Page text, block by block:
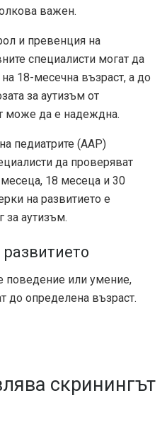
важен.
и превенция на
специалисти могат да
18-месечна възраст, а до
за аутизъм от
може да е надеждна.
педиатрите (AAP)
да проверяват
месеца, 18 месеца и 30
на развитието е
за аутизъм.
поведение или умение,
до определена възраст.
скринингът